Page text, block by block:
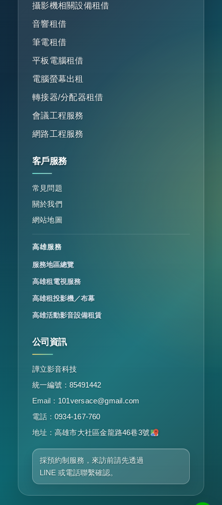
攝影機相關設備租借
音響租借
筆電租借
平板電腦租借
電腦螢幕出租
轉接器/分配器租借
會議工程服務
網路工程服務
客戶服務
常見問題
關於我們
網站地圖
高雄服務
服務地區總覽
高雄租電視服務
高雄租投影機／布幕
高雄活動影音設備租賃
公司資訊
譁立影音科技
統一編號：85491442
Email： 101versace@gmail.com
電話： 0934-167-760
地址： 高雄市大社區金龍路46巷3號
採預約制服務，來訪前請先透過
LINE 或電話聯繫確認。